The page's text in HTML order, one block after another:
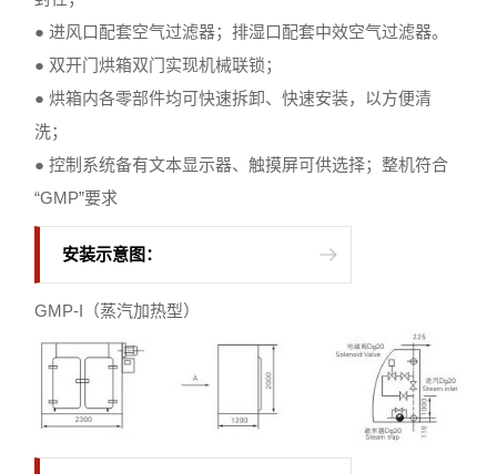
● 进风口配套空气过滤器；排湿口配套中效空气过滤器。
● 双开门烘箱双门实现机械联锁；
● 烘箱内各零部件均可快速拆卸、快速安装，以方便清
洗；
● 控制系统备有文本显示器、触摸屏可供选择；整机符合
“GMP”要求
安装示意图：
GMP-I（蒸汽加热型）